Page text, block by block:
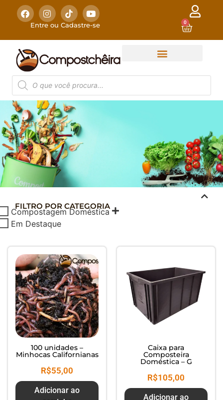
Entre ou Cadastre-se 0
COMPOSTAGEM
DOMÉSTICA
Composte seus Resíduos - Trate
FILTRO POR CATEGORIA
Compostagem Doméstica
Em Destaque
100 unidades –
Minhocas Californianas
R$55,00
Adicionar ao
Caixa para
Composteira
Doméstica – G
R$105,00
Adicionar ao